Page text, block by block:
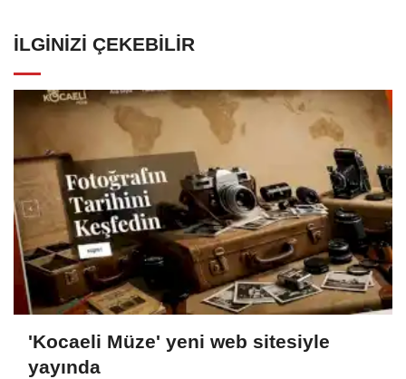
İLGINIZI ÇEKEBILIR
'Kocaeli Müze' yeni web sitesiyle
yayında